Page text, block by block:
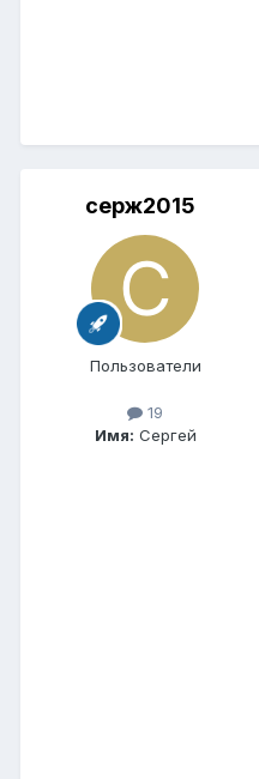
серж2015
Пользователи
19
Имя: Сергей